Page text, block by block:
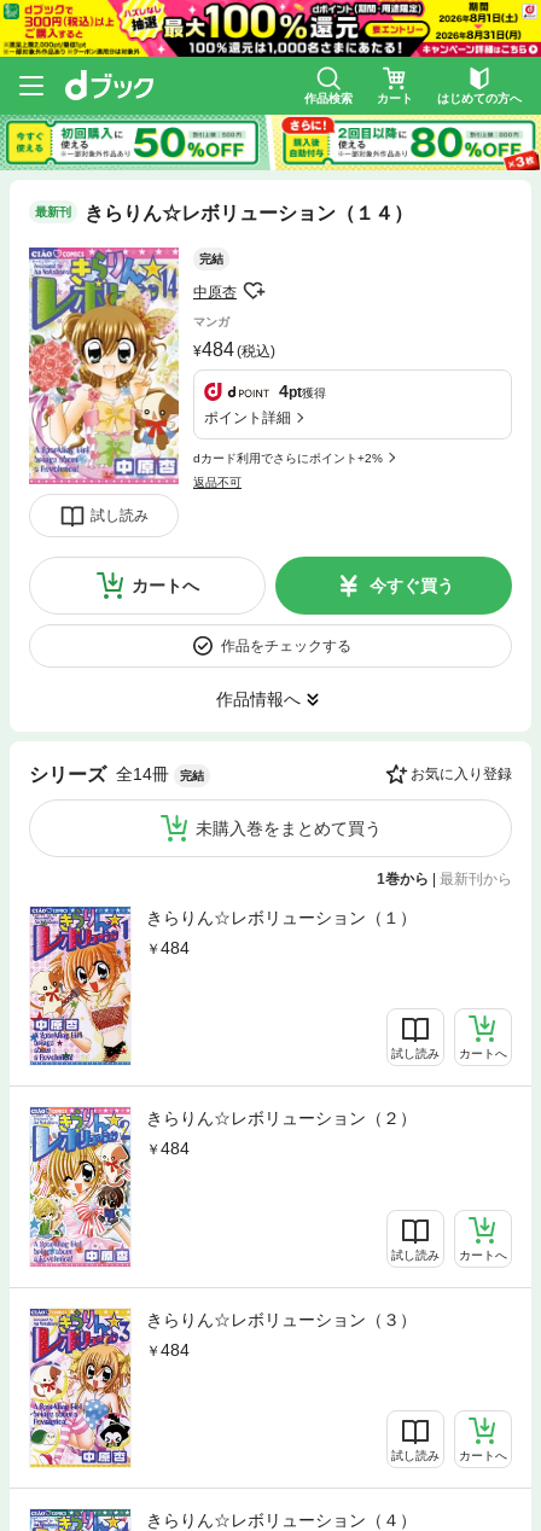
作品検索 カート はじめての方へ
最新刊 きらりん☆レボリューション（１４）
試し読み
完結
中原杏
マンガ
484(税込)
4pt獲得
ポイント詳細
dカード利用でさらにポイント+2%
返品不可
カートへ 今すぐ買う
作品をチェックする
作品情報へ
シリーズ 全14冊 完結 お気に入り登録
未購入巻をまとめて買う
1巻から 最新刊から
きらりん☆レボリューション（１）
484
試し読み カートへ
きらりん☆レボリューション（２）
484
試し読み カートへ
きらりん☆レボリューション（３）
484
試し読み カートへ
きらりん☆レボリューション（４）